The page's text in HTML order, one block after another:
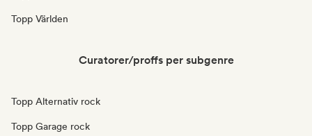
Topp Världen
Curatorer/proffs per subgenre
Topp Alternativ rock
Topp Garage rock